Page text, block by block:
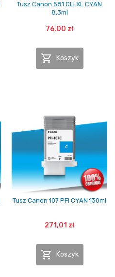
Tusz Canon 581 CLI XL CYAN
8,3ml
76,00 zł
 Koszyk
Tusz Canon 107 PFI CYAN 130ml
271,01 zł
 Koszyk